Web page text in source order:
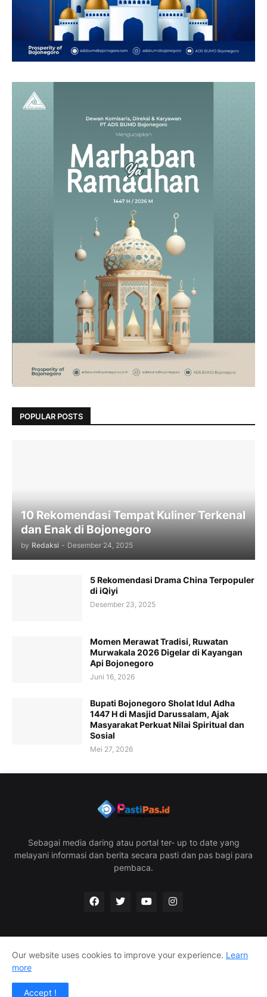
POPULAR POSTS
10 Rekomendasi Tempat Kuliner Terkenal
dan Enak di Bojonegoro
by Redaksi - Desember 24, 2025
5 Rekomendasi Drama China Terpopuler
di iQiyi
Desember 23, 2025
Momen Merawat Tradisi, Ruwatan
Murwakala 2026 Digelar di Kayangan
Api Bojonegoro
Juni 16, 2026
Bupati Bojonegoro Sholat Idul Adha
1447 H di Masjid Darussalam, Ajak
Masyarakat Perkuat Nilai Spiritual dan
Sosial
Mei 27, 2026
Sebagai media daring atau portal ter- up to date yang
melayani informasi dan berita secara pasti dan pas bagi para
pembaca.
Home Redaksi Privacy Policy
Disclaimer
Our website uses cookies to improve your experience. Learn
more
Accept !